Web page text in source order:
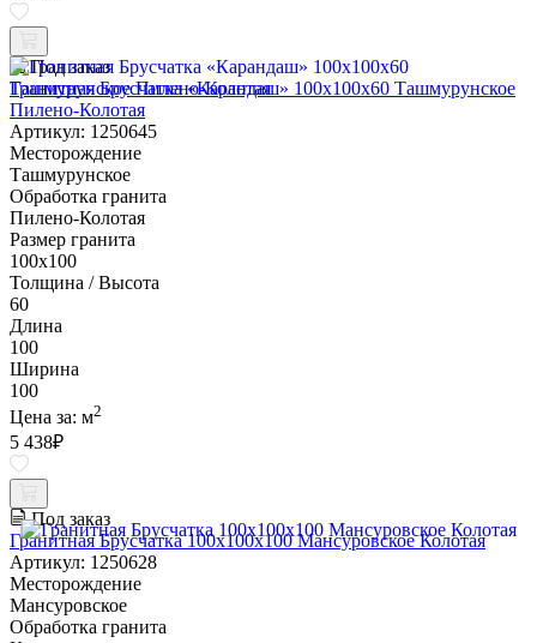
Под заказ
Гранитная Брусчатка «Карандаш» 100х100x60 Ташмурунское
Пилено-Колотая
Артикул: 1250645
Месторождение
Ташмурунское
Обработка гранита
Пилено-Колотая
Размер гранита
100х100
Толщина / Высота
60
Длина
100
Ширина
100
Цена за: м2
5 438₽
Под заказ
Гранитная Брусчатка 100х100x100 Мансуровское Колотая
Артикул: 1250628
Месторождение
Мансуровское
Обработка гранита